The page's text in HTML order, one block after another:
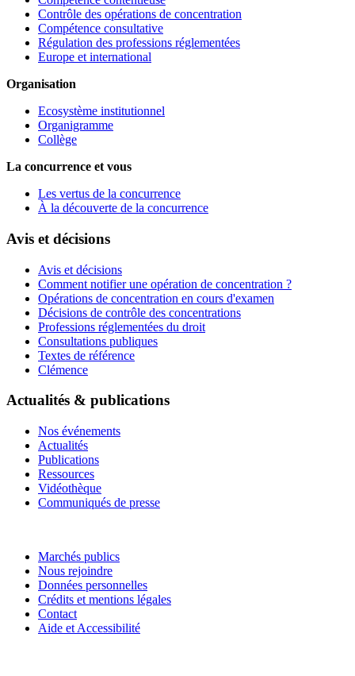
Contrôle des opérations de concentration
Compétence consultative
Régulation des professions réglementées
Europe et international
Organisation
Ecosystème institutionnel
Organigramme
Collège
La concurrence et vous
Les vertus de la concurrence
À la découverte de la concurrence
Avis et décisions
Avis et décisions
Comment notifier une opération de concentration ?
Opérations de concentration en cours d'examen
Décisions de contrôle des concentrations
Professions réglementées du droit
Consultations publiques
Textes de référence
Clémence
Actualités & publications
Nos événements
Actualités
Publications
Ressources
Vidéothèque
Communiqués de presse
Marchés publics
Nous rejoindre
Données personnelles
Crédits et mentions légales
Contact
Aide et Accessibilité